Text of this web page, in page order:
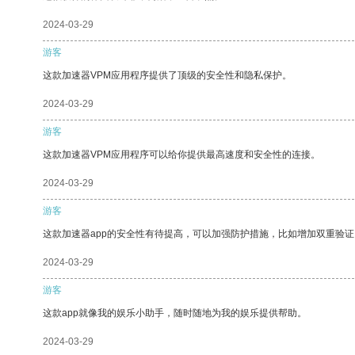
2024-03-29
游客
这款加速器VPM应用程序提供了顶级的安全性和隐私保护。
2024-03-29
游客
这款加速器VPM应用程序可以给你提供最高速度和安全性的连接。
2024-03-29
游客
这款加速器app的安全性有待提高，可以加强防护措施，比如增加双重验
2024-03-29
游客
这款app就像我的娱乐小助手，随时随地为我的娱乐提供帮助。
2024-03-29